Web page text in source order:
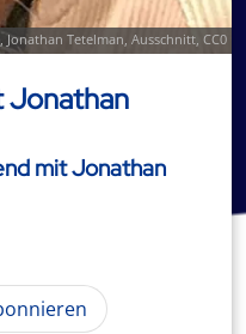
, Jonathan Tetelman, Ausschnitt, CC0
Jonathan
mit Jonathan